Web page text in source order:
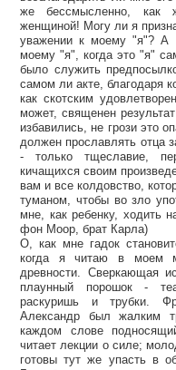
же бессмысленно, как
женщиной! Могу ли я
уважении к моему "я"? А
моему "я", когда это "я"
было служить
самом ли акте, благодаря
как скотским
может, священен
избавились, не грози это
должен прославлять отца
- только тщеславие,
кичащихся своим
вам и все колдовство,
туманом, чтобы во зло
мне, как ребенку, ходить
фон Моор, брат Карла)
О, как мне гадок
когда я читаю в моем
древности. Сверкающая
плаунный порошок -
раскуришь и трубки.
Александр был жалким
каждом слове
читает лекции о силе;
готовы тут же упасть в